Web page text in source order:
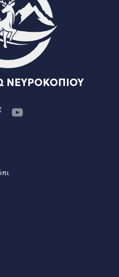
ΝΕΥΡΟΚΟΠΙΟΥ